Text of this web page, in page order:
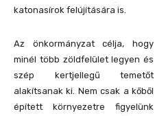
katonasírok felújítására is.
Az önkormányzat célja, hogy
minél több zöldfelület legyen és
szép kertjellegű temetőt
alakítsanak ki. Nem csak a kőből
épített környezetre figyelünk